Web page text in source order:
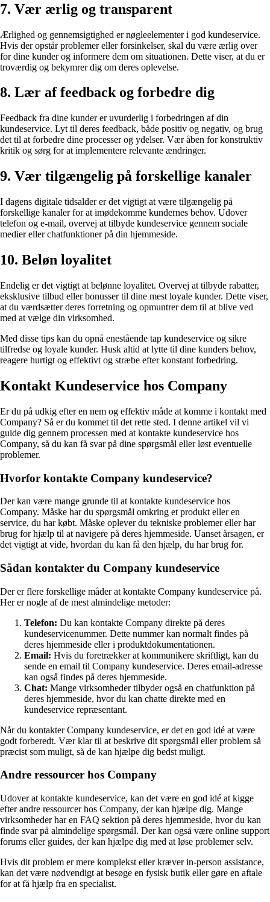
7. Vær ærlig og transparent
Ærlighed og gennemsigtighed er nøgleelementer i god kundeservice.
Hvis der opstår problemer eller forsinkelser, skal du være ærlig over
for dine kunder og informere dem om situationen. Dette viser, at du er
troværdig og bekymrer dig om deres oplevelse.
8. Lær af feedback og forbedre dig
Feedback fra dine kunder er uvurderlig i forbedringen af din
kundeservice. Lyt til deres feedback, både positiv og negativ, og brug
det til at forbedre dine processer og ydelser. Vær åben for konstruktiv
kritik og sørg for at implementere relevante ændringer.
9. Vær tilgængelig på forskellige kanaler
I dagens digitale tidsalder er det vigtigt at være tilgængelig på
forskellige kanaler for at imødekomme kundernes behov. Udover
telefon og e-mail, overvej at tilbyde kundeservice gennem sociale
medier eller chatfunktioner på din hjemmeside.
10. Beløn loyalitet
Endelig er det vigtigt at belønne loyalitet. Overvej at tilbyde rabatter,
eksklusive tilbud eller bonusser til dine mest loyale kunder. Dette viser,
at du værdsætter deres forretning og opmuntrer dem til at blive ved
med at vælge din virksomhed.
Med disse tips kan du opnå enestående tap kundeservice og sikre
tilfredse og loyale kunder. Husk altid at lytte til dine kunders behov,
reagere hurtigt og effektivt og stræbe efter konstant forbedring.
Kontakt Kundeservice hos Company
Er du på udkig efter en nem og effektiv måde at komme i kontakt med
Company? Så er du kommet til det rette sted. I denne artikel vil vi
guide dig gennem processen med at kontakte kundeservice hos
Company, så du kan få svar på dine spørgsmål eller løst eventuelle
problemer.
Hvorfor kontakte Company kundeservice?
Der kan være mange grunde til at kontakte kundeservice hos
Company. Måske har du spørgsmål omkring et produkt eller en
service, du har købt. Måske oplever du tekniske problemer eller har
brug for hjælp til at navigere på deres hjemmeside. Uanset årsagen, er
det vigtigt at vide, hvordan du kan få den hjælp, du har brug for.
Sådan kontakter du Company kundeservice
Der er flere forskellige måder at kontakte Company kundeservice på.
Her er nogle af de mest almindelige metoder:
Telefon: Du kan kontakte Company direkte på deres
kundeservicenummer. Dette nummer kan normalt findes på
deres hjemmeside eller i produktdokumentationen.
Email: Hvis du foretrækker at kommunikere skriftligt, kan du
sende en email til Company kundeservice. Deres email-adresse
kan også findes på deres hjemmeside.
Chat: Mange virksomheder tilbyder også en chatfunktion på
deres hjemmeside, hvor du kan chatte direkte med en
kundeservice repræsentant.
Når du kontakter Company kundeservice, er det en god idé at være
godt forberedt. Vær klar til at beskrive dit spørgsmål eller problem så
præcist som muligt, så de kan hjælpe dig bedst muligt.
Andre ressourcer hos Company
Udover at kontakte kundeservice, kan det være en god idé at kigge
efter andre ressourcer hos Company, der kan hjælpe dig. Mange
virksomheder har en FAQ sektion på deres hjemmeside, hvor du kan
finde svar på almindelige spørgsmål. Der kan også være online support
forums eller guides, der kan hjælpe dig med at løse problemer selv.
Hvis dit problem er mere komplekst eller kræver in-person assistance,
kan det være nødvendigt at besøge en fysisk butik eller gøre en aftale
for at få hjælp fra en specialist.